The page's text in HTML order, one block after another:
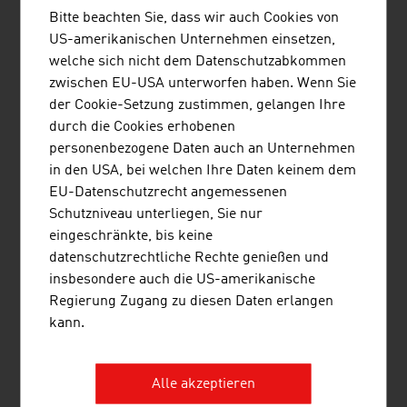
erste Opern-Streaming angeboten. 45 Livestreams pro
Jahr, zwei Kanäle, synchroner Second Screen Content
und ein regelmäßiges Programm in Full-HD setzen die
globale Benchmark für Kultur-Digitalisierung.
KREATIVE AUSBILDUNG
SAE-Institut, gegründet 1976, bietet eine
branchenspezifische Ausbildung an, die den
Anforderungen der globalen kreativen Medienbranche
gerecht wird. Es deckt die Medienbereiche Audio, Film,
Animation, Spiele-Entwicklung, Musikgewerbe und Web
ab. Die Bachelor- und Master-Programme werden in
Zusammenarbeit mit der Middlesex Universität in
London angeboten. Das SAE-Institut verfügt über 45
Paris, Barcelona und New York.
Bitte beachten Sie, dass wir auch Cookies von
US-amerikanischen Unternehmen einsetzen,
welche sich nicht dem Datenschutzabkommen
zwischen EU-USA unterworfen haben. Wenn Sie
der Cookie-Setzung zustimmen, gelangen Ihre
durch die Cookies erhobenen
personenbezogene Daten auch an Unternehmen
in den USA, bei welchen Ihre Daten keinem dem
EU-Datenschutzrecht angemessenen
Schutzniveau unterliegen, Sie nur
eingeschränkte, bis keine
datenschutzrechtliche Rechte genießen und
insbesondere auch die US-amerikanische
Regierung Zugang zu diesen Daten erlangen
kann.
Alle akzeptieren